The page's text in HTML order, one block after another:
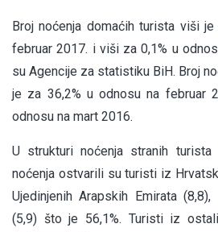
Broj noćenja domaćih turista viši
februar 2017. i viši za 0,1% u
su Agencije za statistiku BiH. Broj
je za 36,2% u odnosu na februar
odnosu na mart 2016.
U strukturi noćenja stranih
noćenja ostvarili su turisti iz
Ujedinjenih Arapskih Emirata
(5,9) što je 56,1%. Turisti iz